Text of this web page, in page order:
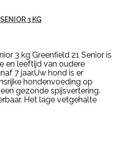
3 KG
3 kg Greenfield 21 Senior is
en leeftijd van oudere
7 jaar.Uw hond is er
hondenvoeding op
gezonde spijsvertering.
Het lage vetgehalte